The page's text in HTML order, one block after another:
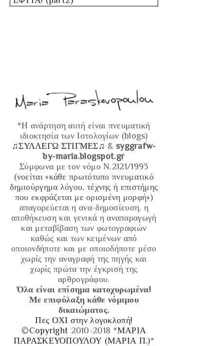
*Η ανάρτηση αυτή είναι πνευματική
ιδιοκτησία των Ιστολογίων (blogs)
♫ΣΥΛΛΕΓΩ ΣΤΙΓΜΕΣ♫ & syggrafw-
by-maria.blogspot.gr
Σύμφωνα με τον νόμο Ν.2121/1993
(νοείται «κάθε πρωτότυπο πνευματικό
δημιούργημα λόγου, τέχνης ή επιστήμης
που εκφράζεται με ορισμένη μορφή»)
απαγορεύεται η ανα-δημοσίευση, η
αποθήκευση και γενικά η αναπαραγωγή
και μεταβίβαση των φωτογραφιών
καθώς και των κειμένων από
οποιονδήποτε και με οποιοδήποτε μέσο
χωρίς την αναγραφή της πηγής και
χωρίς πρώτα την έγκρισή της
αρθρογράφου.
Όλα είναι επίσημα κατοχυρωμένα!
Με επιφύλαξη κάθε νόμιμου
δικαιώματος.
Πες ΟΧΙ στην λογοκλοπή!
©Copyright 2010-2018 *ΜΑΡΙΑ
ΠΑΡΑΣΚΕΥΟΠΟΥΛΟΥ (ΜΑΡΙΑ Π.)*